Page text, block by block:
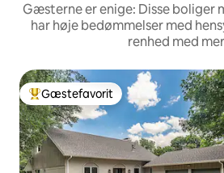
Gæsterne er enige: Disse boliger
har høje bedømmelser med
renhed med
Bedste gæstefavorit
Gæstefavorit